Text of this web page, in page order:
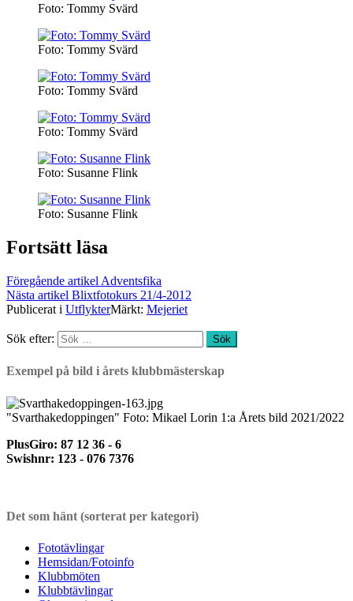
Foto: Tommy Svärd
Foto: Tommy Svärd
Foto: Tommy Svärd
Foto: Tommy Svärd
Foto: Susanne Flink
Foto: Susanne Flink
Fortsätt läsa
Föregående artikel Adventsfika
Nästa artikel Blixtfotokurs 21/4-2012
Publicerat i UtflykterMärkt: Mejeriet
Sök efter:
Exempel på bild i årets klubbmästerskap
"Svarthakedoppingen" Foto: Mikael Lorin 1:a Årets bild 2021/2022
PlusGiro: 87 12 36 - 6
Swishnr: 123 - 076 7376
Det som hänt (sorterat per kategori)
Fototävlingar
Hemsidan/Fotoinfo
Klubbmöten
Klubbtävlingar